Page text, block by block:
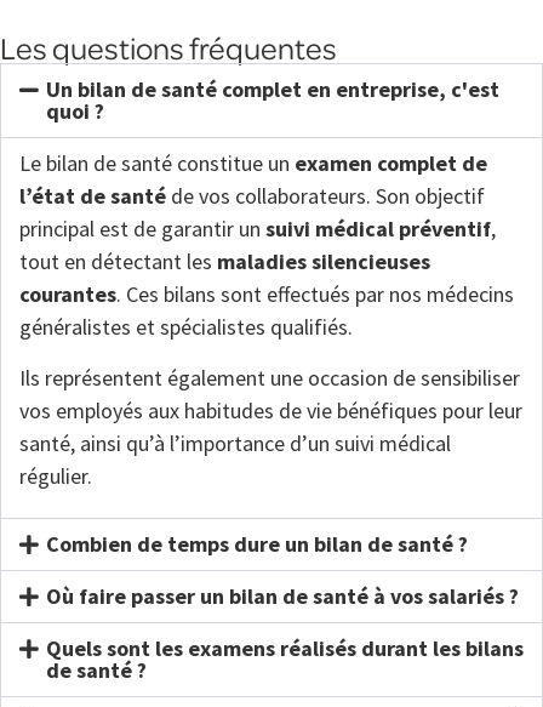
Les questions fréquentes
Un bilan de santé complet en entreprise, c'est
quoi ?
Le bilan de santé constitue un examen complet de
l’état de santé de vos collaborateurs. Son objectif
principal est de garantir un suivi médical préventif,
tout en détectant les maladies silencieuses
courantes. Ces bilans sont effectués par nos médecins
généralistes et spécialistes qualifiés.
Ils représentent également une occasion de sensibiliser
vos employés aux habitudes de vie bénéfiques pour leur
santé, ainsi qu’à l’importance d’un suivi médical
régulier.
Combien de temps dure un bilan de santé ?
Où faire passer un bilan de santé à vos salariés ?
Quels sont les examens réalisés durant les bilans
de santé ?